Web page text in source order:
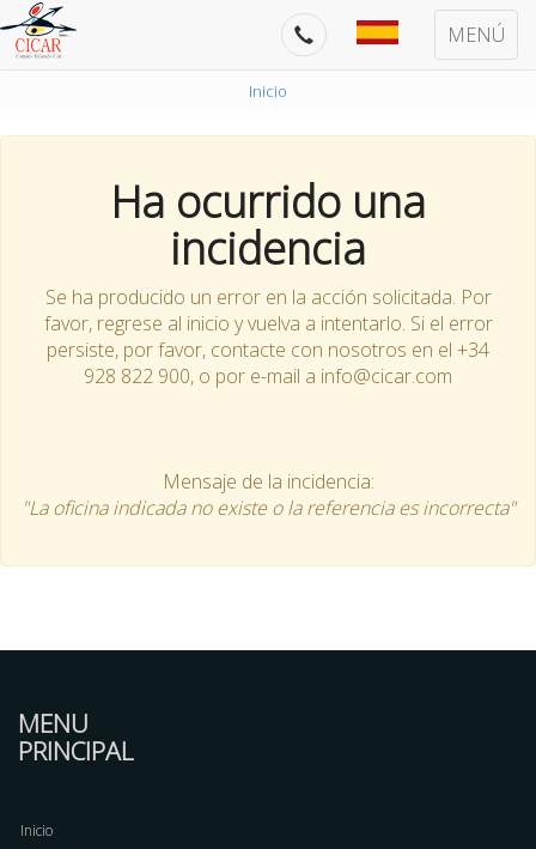
MENÚ
Inicio
Ha ocurrido una
incidencia
Se ha producido un error en la acción solicitada. Por
favor, regrese al inicio y vuelva a intentarlo. Si el error
persiste, por favor, contacte con nosotros en el +34
928 822 900, o por e-mail a info@cicar.com
Mensaje de la incidencia:
"La oficina indicada no existe o la referencia es incorrecta"
MENU
PRINCIPAL
Inicio